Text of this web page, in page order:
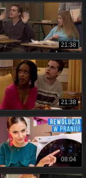
21:38
21:38
08:04